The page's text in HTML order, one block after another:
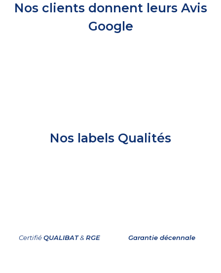
Nos clients donnent leurs Avis
Google
Nos labels Qualités
CertifiéQUALIBAT& RGE Garantie décennale